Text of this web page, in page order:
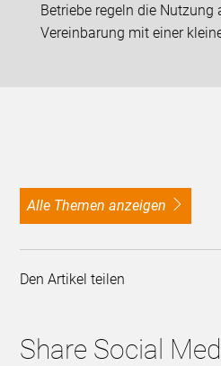
Betriebe regeln die Nutzung
Vereinbarung mit einer
alle Themen anzeigen
Den Artikel teilen
Share Social